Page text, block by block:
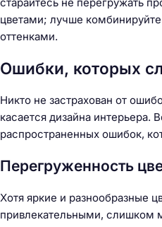
цветами; лучше
оттенками.
Ошибки, которых
Никто не застрахован от
касается дизайна интерьера.
распространенных ошибок,
Перегруженность
Хотя яркие и разнообразные
привлекательными, слишком